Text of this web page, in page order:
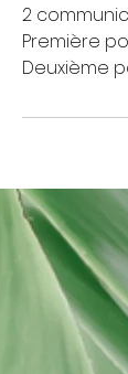
2
Première
Deuxième